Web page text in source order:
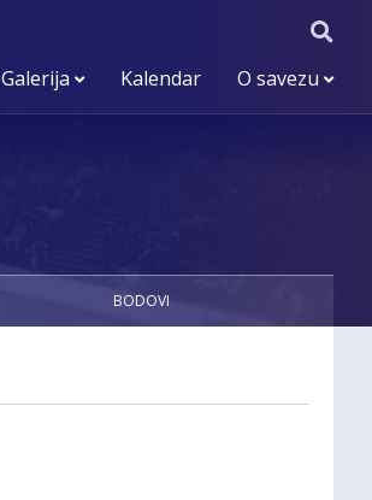
Galerija Kalendar O savezu
BODOVI